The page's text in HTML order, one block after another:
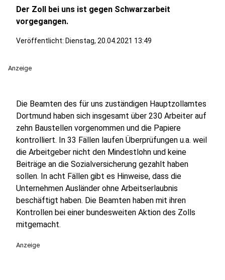
Der Zoll bei uns ist gegen Schwarzarbeit
vorgegangen.
Veröffentlicht: Dienstag, 20.04.2021 13:49
Anzeige
Die Beamten des für uns zuständigen Hauptzollamtes
Dortmund haben sich insgesamt über 230 Arbeiter auf
zehn Baustellen vorgenommen und die Papiere
kontrolliert. In 33 Fällen laufen Überprüfungen u.a. weil
die Arbeitgeber nicht den Mindestlohn und keine
Beiträge an die Sozialversicherung gezahlt haben
sollen. In acht Fällen gibt es Hinweise, dass die
Unternehmen Ausländer ohne Arbeitserlaubnis
beschäftigt haben. Die Beamten haben mit ihren
Kontrollen bei einer bundesweiten Aktion des Zolls
mitgemacht.
Anzeige